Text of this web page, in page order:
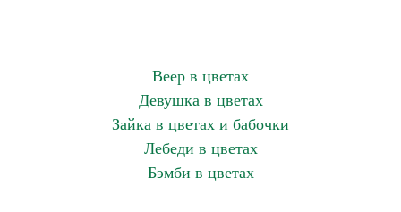
Веер в цветах
Девушка в цветах
Зайка в цветах и бабочки
Лебеди в цветах
Бэмби в цветах